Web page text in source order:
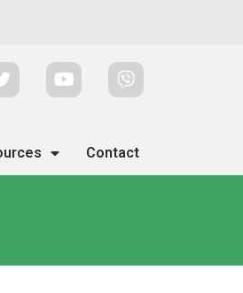
Contact